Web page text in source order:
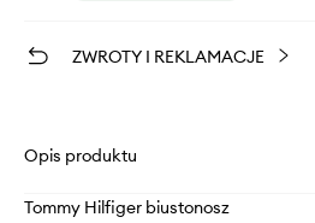
ZWROTY I REKLAMACJE
Opis produktu
Tommy Hilfiger biustonosz